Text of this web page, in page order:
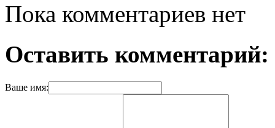
Пока комментариев нет
Оставить комментарий:
Ваше имя: